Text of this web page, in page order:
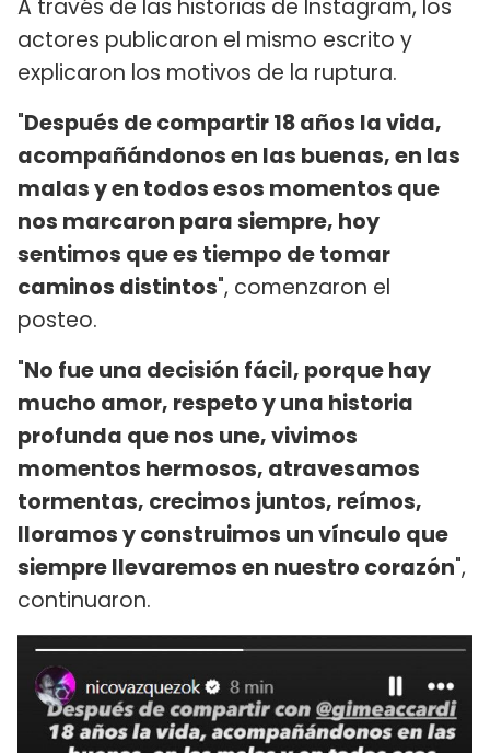
A través de las historias de Instagram, los
actores publicaron el mismo escrito y
explicaron los motivos de la ruptura.
"Después de compartir 18 años la vida,
acompañándonos en las buenas, en las
malas y en todos esos momentos que
nos marcaron para siempre, hoy
sentimos que es tiempo de tomar
caminos distintos", comenzaron el
posteo.
"No fue una decisión fácil, porque hay
mucho amor, respeto y una historia
profunda que nos une, vivimos
momentos hermosos, atravesamos
tormentas, crecimos juntos, reímos,
lloramos y construimos un vínculo que
siempre llevaremos en nuestro corazón",
continuaron.